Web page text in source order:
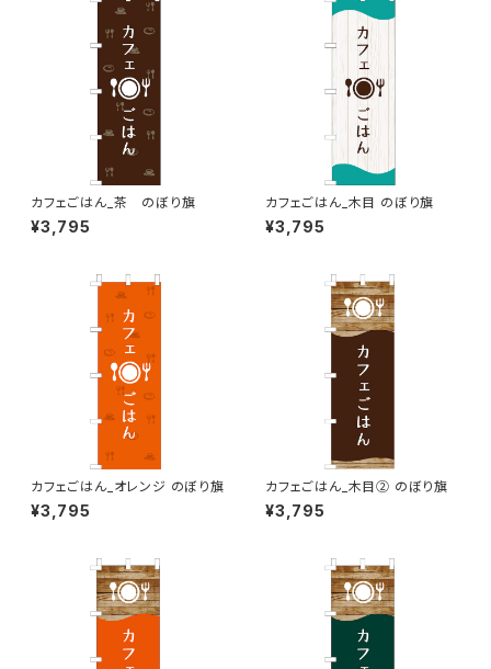
カフェごはん_茶 のぼり旗
¥3,795
カフェごはん_木目 のぼり旗
¥3,795
カフェごはん_オレンジ のぼり旗
¥3,795
カフェごはん_木目② のぼり旗
¥3,795